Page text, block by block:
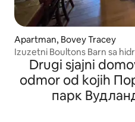
Apartman, Bovey Tracey
Izuzetni Boultons Barn sa
opcionom saunom
Drugi sjajni
odmor od kojih
парк